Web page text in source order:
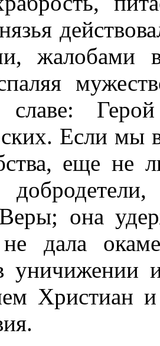
жалобами
Если мы
еще не
она
дала
уничижении
Христиан